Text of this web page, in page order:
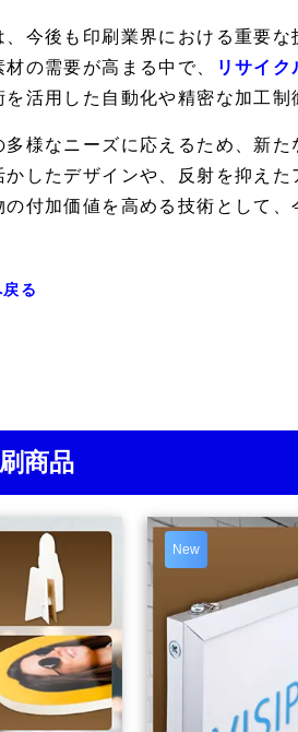
、今後も印刷業界における重要
の需要が高まる中で、
リサイク
活用した自動化や精密な加工
多様なニーズに応えるため、新た
かしたデザインや、反射を抑え
付加価値を高める技術として
る
商品
New